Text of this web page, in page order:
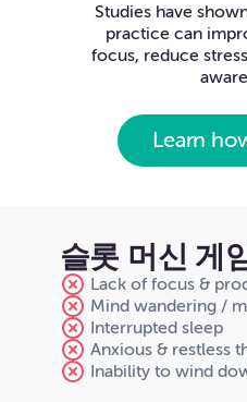
Studies have
practice can
focus, reduce
Learn
슬롯 머신 게
Lack of focus &
Mind wandering /
Interrupted sleep
Anxious & restless
Inability to wind